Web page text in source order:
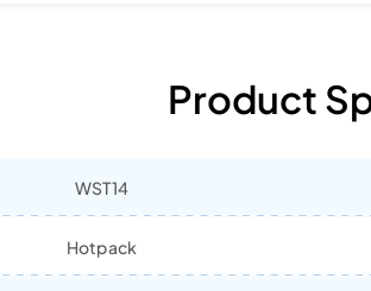
Product
WST14
Hotpack